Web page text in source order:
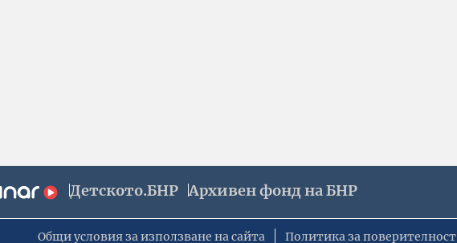
Детското.БНР Архивен фонд на БНР
Общи условия за използване на сайта Политика за поверителност